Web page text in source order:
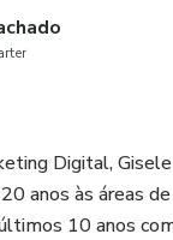
Digital,
anos às áreas
10 anos